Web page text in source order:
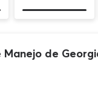
Manejo de